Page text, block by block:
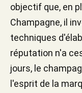
objectif que, en
Champagne, il
techniques
réputation n'a
jours, le
l'esprit de la